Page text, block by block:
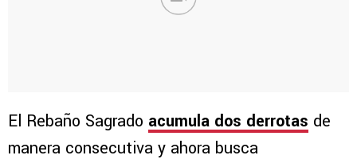
El Rebaño Sagrado acumula dos derrotas de
manera consecutiva y ahora busca